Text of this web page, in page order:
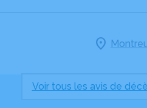
Voir tous les avis de